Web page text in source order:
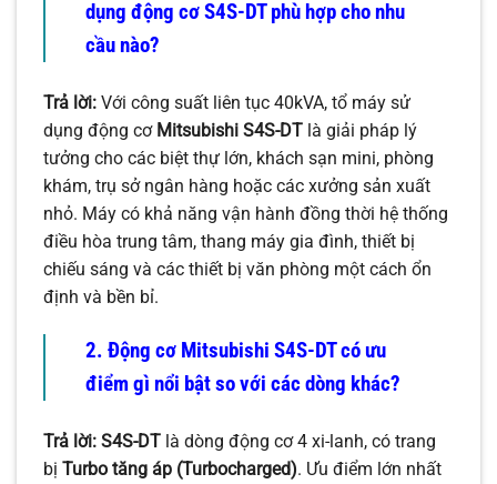
dụng động cơ S4S-DT phù hợp cho nhu
cầu nào?
Trả lời: Với công suất liên tục 40kVA, tổ máy sử
dụng động cơ Mitsubishi S4S-DT là giải pháp lý
tưởng cho các biệt thự lớn, khách sạn mini, phòng
khám, trụ sở ngân hàng hoặc các xưởng sản xuất
nhỏ. Máy có khả năng vận hành đồng thời hệ thống
điều hòa trung tâm, thang máy gia đình, thiết bị
chiếu sáng và các thiết bị văn phòng một cách ổn
định và bền bỉ.
2. Động cơ Mitsubishi S4S-DT có ưu
điểm gì nổi bật so với các dòng khác?
Trả lời: S4S-DT là dòng động cơ 4 xi-lanh, có trang
bị Turbo tăng áp (Turbocharged). Ưu điểm lớn nhất